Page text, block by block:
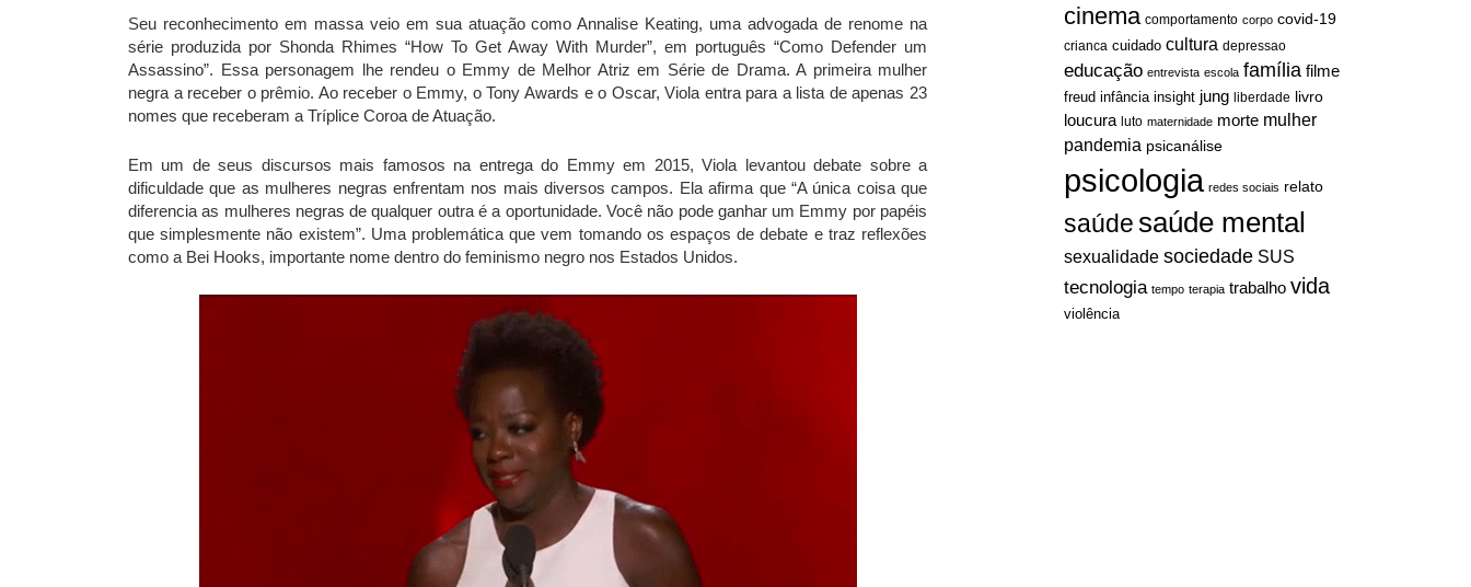
cinema comportamento corpo covid-19
crianca cuidado cultura depressao
educação entrevista escola família filme
freud infância insight jung liberdade livro
loucura luto maternidade morte mulher
pandemia psicanálise
psicologia redes sociais relato
saúdesaúde mental
sexualidade sociedade SUS
tecnologia tempo terapia trabalho vida
violência
Seu reconhecimento em massa veio em sua atuação como Annalise Keating, uma advogada de renome na
série produzida por Shonda Rhimes “How To Get Away With Murder”, em português “Como Defender um
Assassino”. Essa personagem lhe rendeu o Emmy de Melhor Atriz em Série de Drama. A primeira mulher
negra a receber o prêmio. Ao receber o Emmy, o Tony Awards e o Oscar, Viola entra para a lista de apenas 23
nomes que receberam a Tríplice Coroa de Atuação.
Em um de seus discursos mais famosos na entrega do Emmy em 2015, Viola levantou debate sobre a
dificuldade que as mulheres negras enfrentam nos mais diversos campos. Ela afirma que “A única coisa que
diferencia as mulheres negras de qualquer outra é a oportunidade. Você não pode ganhar um Emmy por papéis
que simplesmente não existem”. Uma problemática que vem tomando os espaços de debate e traz reflexões
como a Bei Hooks, importante nome dentro do feminismo negro nos Estados Unidos.